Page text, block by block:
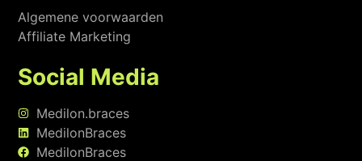
Algemene voorwaarden
Affiliate Marketing
Social Media
Medilon.braces
MedilonBraces
MedilonBraces